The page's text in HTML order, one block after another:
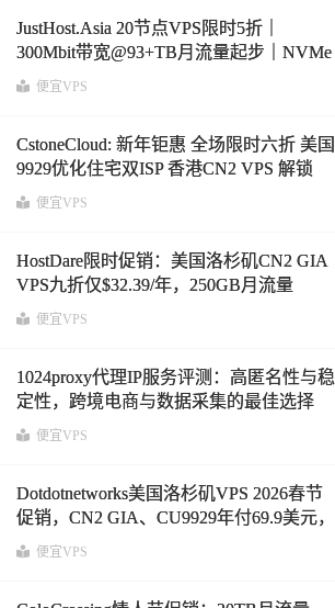
JustHost.Asia 20节点VPS限时5折｜
300Mbit带宽@93+TB月流量起步｜NVMe
高速存储·全球部署·新年促销
便宜VPS
CstoneCloud: 新年钜惠 全场限时六折 美国
9929优化住宅双ISP 香港CN2 VPS 解锁
tiktok ChatGPT等
便宜VPS
HostDare限时促销：美国洛杉矶CN2 GIA
VPS九折仅$32.39/年，250GB月流量
@100Mbps带宽
便宜VPS
1024proxy代理IP服务评测：高匿名性与稳
定性，跨境电商与数据采集的最佳选择
便宜VPS
Dotdotnetworks美国洛杉矶VPS 2026春节
促销，CN2 GIA、CU9929年付69.9美元，
1.5TB月流量@100Mbps带宽
便宜VPS